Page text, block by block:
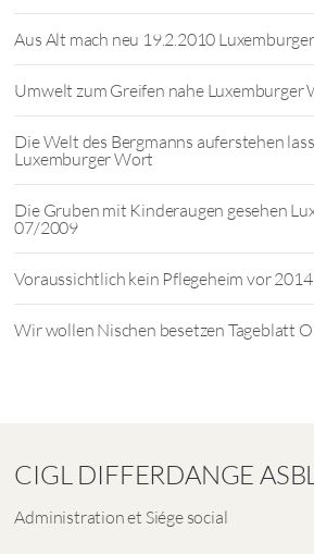
Aus Alt mach neu 19.2.2010
Umwelt zum Greifen nahe
Die Welt des Bergmanns auferstehen
Luxemburger Wort
Die Gruben mit Kinderaugen gesehen
07/2009
Voraussichtlich kein Pflegeheim vor
Wir wollen Nischen besetzen Tageblatt
CIGL DIFFERDANGE
Administration et Siége social